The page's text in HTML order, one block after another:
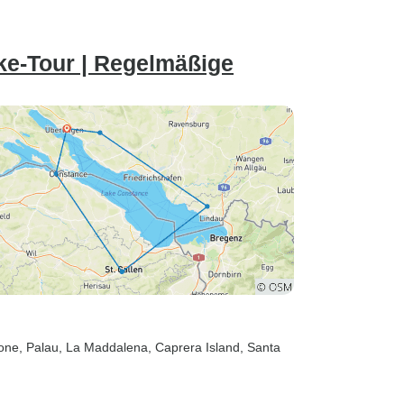
Tour | Regelmäßige
, Palau , La Maddalena , Caprera Island , Santa